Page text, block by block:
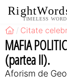
TIMELESS
Citate
MAFIA
(partea II).
Aforism de